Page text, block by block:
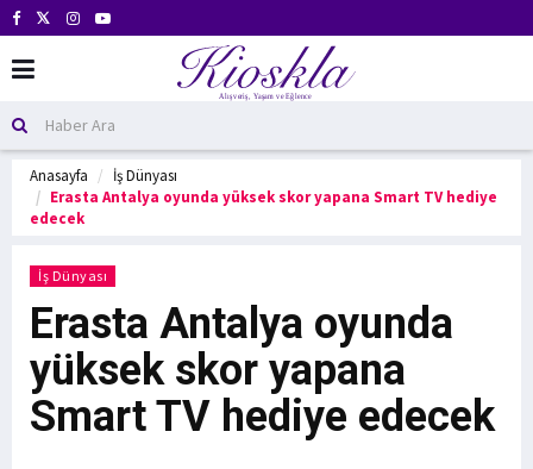
Anasayfa
İş Dünyası
Erasta Antalya oyunda yüksek skor yapana Smart TV hediye
edecek
İş Dünyası
Erasta Antalya oyunda
yüksek skor yapana
Smart TV hediye edecek